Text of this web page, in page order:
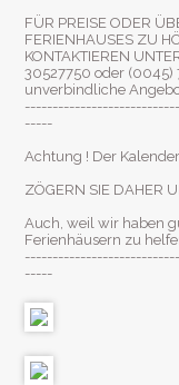
FÜR PREISE ODER
FERIENHAUSES ZU
KONTAKTIEREN
30527750 oder
unverbindliche
-----
Achtung ! Der
ZÖGERN SIE DAHER
Auch, weil wir haben
Ferienhäusern zu
-----